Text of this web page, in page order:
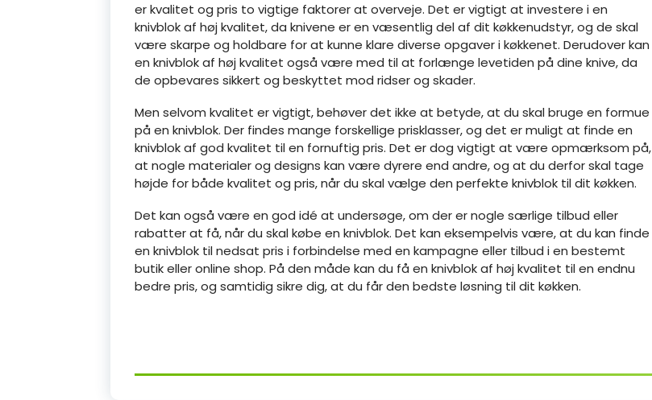
er kvalitet og pris to vigtige faktorer at overveje. Det er vigtigt at investere i en
knivblok af høj kvalitet, da knivene er en væsentlig del af dit køkkenudstyr, og de skal
være skarpe og holdbare for at kunne klare diverse opgaver i køkkenet. Derudover kan
en knivblok af høj kvalitet også være med til at forlænge levetiden på dine knive, da
de opbevares sikkert og beskyttet mod ridser og skader.
Men selvom kvalitet er vigtigt, behøver det ikke at betyde, at du skal bruge en formue
på en knivblok. Der findes mange forskellige prisklasser, og det er muligt at finde en
knivblok af god kvalitet til en fornuftig pris. Det er dog vigtigt at være opmærksom på,
at nogle materialer og designs kan være dyrere end andre, og at du derfor skal tage
højde for både kvalitet og pris, når du skal vælge den perfekte knivblok til dit køkken.
Det kan også være en god idé at undersøge, om der er nogle særlige tilbud eller
rabatter at få, når du skal købe en knivblok. Det kan eksempelvis være, at du kan finde
en knivblok til nedsat pris i forbindelse med en kampagne eller tilbud i en bestemt
butik eller online shop. På den måde kan du få en knivblok af høj kvalitet til en endnu
bedre pris, og samtidig sikre dig, at du får den bedste løsning til dit køkken.